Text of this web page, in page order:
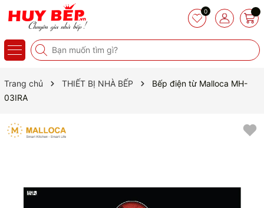
0
Trang chủ THIẾT BỊ NHÀ BẾP
Bếp điện từ Malloca MH-
03IRA